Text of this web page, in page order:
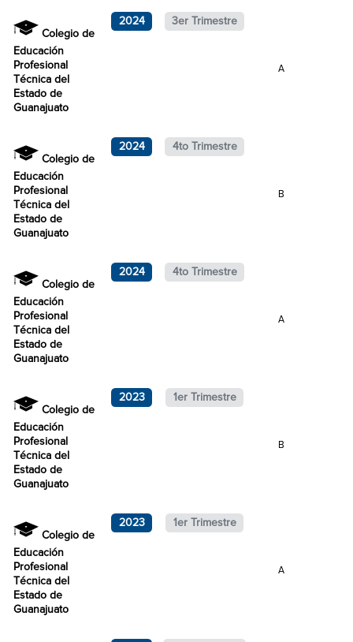
Colegio de
Educación
Profesional
Técnica del
Estado de
Guanajuato
2024 3er Trimestre
A
Colegio de
Educación
Profesional
Técnica del
Estado de
Guanajuato
2024 4to Trimestre
B
Colegio de
Educación
Profesional
Técnica del
Estado de
Guanajuato
2024 4to Trimestre
A
Colegio de
Educación
Profesional
Técnica del
Estado de
Guanajuato
2023 1er Trimestre
B
Colegio de
Educación
Profesional
Técnica del
Estado de
Guanajuato
2023 1er Trimestre
A